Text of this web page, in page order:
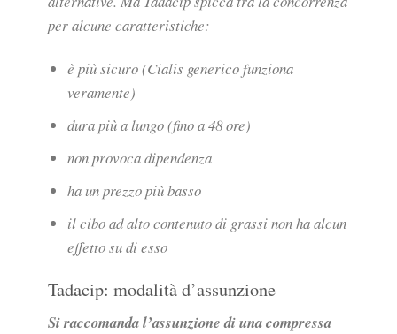
per alcune caratteristiche:
è più sicuro (Cialis generico funziona
veramente)
dura più a lungo (fino a 48 ore)
non provoca dipendenza
ha un prezzo più basso
il cibo ad alto contenuto di grassi non ha alcun
effetto su di esso
Tadacip: modalità d’assunzione
Si raccomanda l’assunzione di una compressa